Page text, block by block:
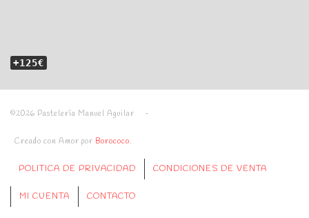
+125€
©2026 Pastelería Manuel Aguilar -
Creado con Amor por Borococo.
POLITICA DE PRIVACIDAD CONDICIONES DE VENTA
MI CUENTA CONTACTO